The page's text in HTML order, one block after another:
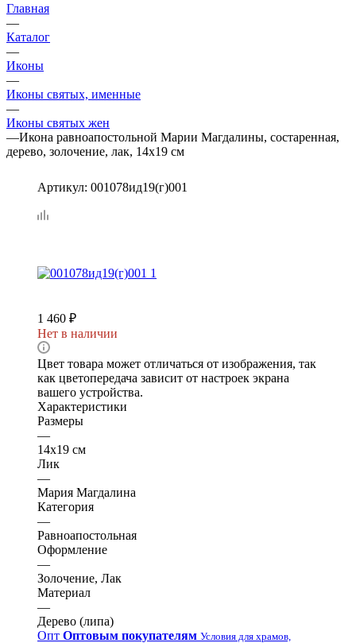
Главная
—
Каталог
—
Иконы
—
Иконы святых, именные
—
Иконы святых жен
—Икона равноапостольной Марии Магдалины, состаренная,
дерево, золочение, лак, 14х19 см
Артикул: 001078ид19(г)001
1 460 ₽
Нет в наличии
Цвет товара может отличаться от изображения, так
как цветопередача зависит от настроек экрана
вашего устройства.
Характеристики
Размеры
—
14х19 см
Лик
—
Мария Магдалина
Категория
—
Равноапостольная
Оформление
—
Золочение, Лак
Материал
—
Дерево (липа)
Опт Оптовым покупателям Условия для храмов,